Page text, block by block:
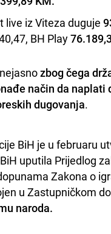
live iz Viteza duguje
BH Play
zbog čega
način da naplati
dugovanja.
BiH je u februaru
uputila Prijedlog
Zakona o
u Zastupničkom
naroda.